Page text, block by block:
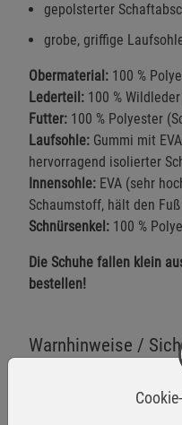
gepolsterter
grobe, griffige
Obermaterial: 100 %
Lederteil: 100 %
Futter: 100 % Polyester
Laufsohle: Gummi mit
hervorragend isolierter
Innensohle: EVA (sehr
Schaumstoff, hält den
Schnürsenkel: 100 %
Die Schuhe fallen klein
bestellen!
Warnhinweise /